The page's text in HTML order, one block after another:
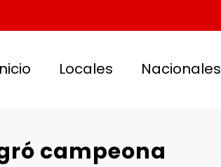
Locales Nacionales
campeona